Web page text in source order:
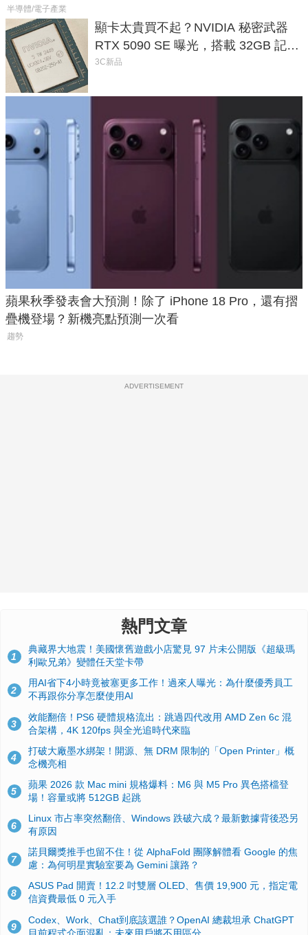
半導體/電子產業
顯卡太貴買不起？NVIDIA 秘密武器
RTX 5090 SE 曝光，搭載 32GB 記憶
體
3C新品
蘋果秋季發表會大預測！除了 iPhone 18 Pro，還有摺
疊機登場？新機亮點預測一次看
趨勢
ADVERTISEMENT
熱門文章
1
典藏界大地震！美國懷舊遊戲小店驚見 97 片未公開版《超級瑪
利歐兄弟》變體任天堂卡帶
2
用AI省下4小時竟被塞更多工作！過來人曝光：為什麼優秀員工
不再跟你分享怎麼使用AI
3
效能翻倍！PS6 硬體規格流出：跳過四代改用 AMD Zen 6c 混
合架構，4K 120fps 與全光追時代來臨
4
打破大廠墨水綁架！開源、無 DRM 限制的「Open Printer」概
念機亮相
5
蘋果 2026 款 Mac mini 規格爆料：M6 與 M5 Pro 異色搭檔登
場！容量或將 512GB 起跳
6
Linux 市占率突然翻倍、Windows 跌破六成？最新數據背後恐另
有原因
7
諾貝爾獎推手也留不住！從 AlphaFold 團隊解體看 Google 的焦
慮：為何明星實驗室要為 Gemini 讓路？
8
ASUS Pad 開賣！12.2 吋雙層 OLED、售價 19,900 元，指定電
信資費最低 0 元入手
9
Codex、Work、Chat到底該選誰？OpenAI 總裁坦承 ChatGPT
目前程式介面混亂：未來用戶將不用區分